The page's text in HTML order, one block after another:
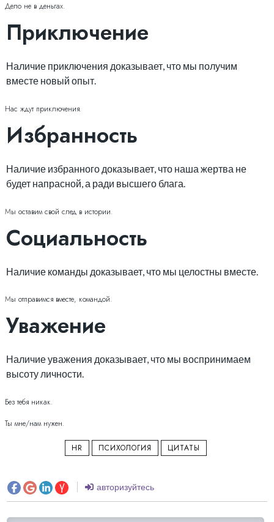
Дело не в деньгах.
Приключение
Наличие приключения доказывает, что мы получим
вместе новый опыт.
Нас ждут приключения.
Избранность
Наличие избранного доказывает, что наша жертва не
будет напрасной, а ради высшего блага.
Мы оставим свой след в истории.
Социальность
Наличие команды доказывает, что мы целостны вместе.
Мы отправимся вместе, командой.
Уважение
Наличие уважения доказывает, что мы воспринимаем
высоту личности.
Без тебя никак.
Ты мне/нам нужен.
HR ПСИХОЛОГИЯ ЦИТАТЫ
авторизуйтесь